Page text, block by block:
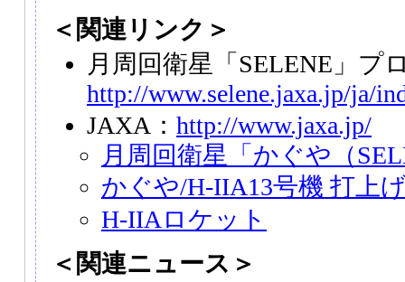
＜関連リンク＞
月周回衛星「SELENE」プ
http://www.selene.jaxa.jp/ja/
JAXA： http://www.jaxa.jp/
月周回衛星「かぐや（
かぐや/H-IIA13号機 打上
H-IIAロケット
＜関連ニュース＞